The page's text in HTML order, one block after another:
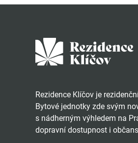
Rezidence Klíčov je
Bytové jednotky zde svým
s nádherným výhledem na
dopravní dostupnost i